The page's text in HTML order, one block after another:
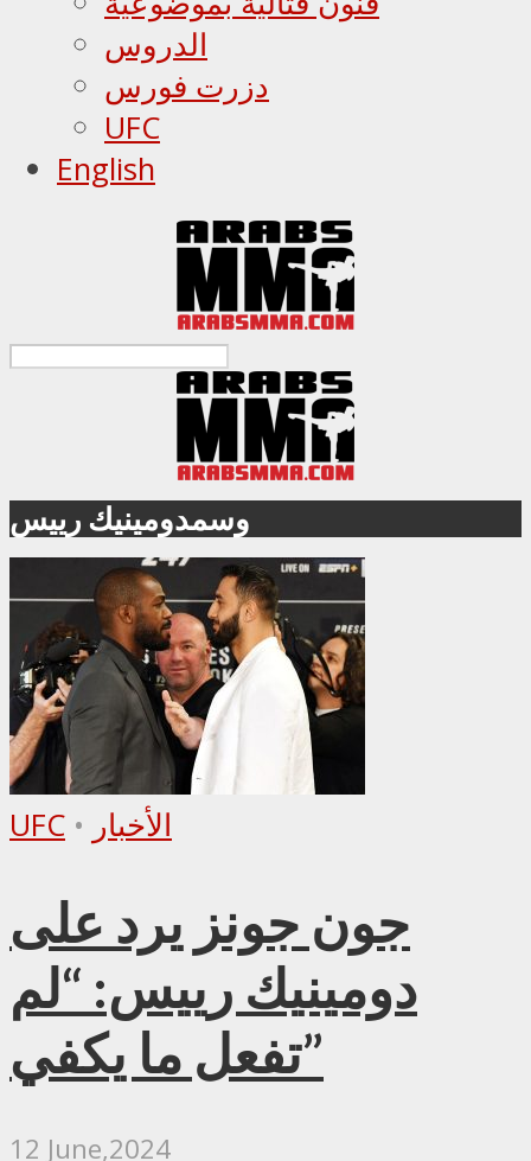
الدروس
دزرت فورس
UFC
English
وسمدومينيك رييس
UFC • الأخبار
جون جونز يرد على
دومينيك رييس: “لم
تفعل ما يكفي”
12 June,2024